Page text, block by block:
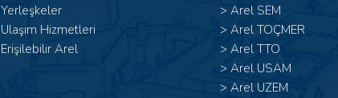
Yerleşkeler
Ulaşım Hizmetleri
Erişilebilir Arel
> Arel SEM
> Arel TOÇMER
> Arel TTO
> Arel USAM
> Arel UZEM